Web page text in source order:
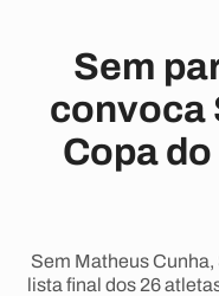
Sem
convoca
Copa
Sem Matheus
lista final dos 26